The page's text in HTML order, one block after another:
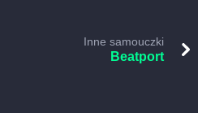
Inne samouczki
Beatport